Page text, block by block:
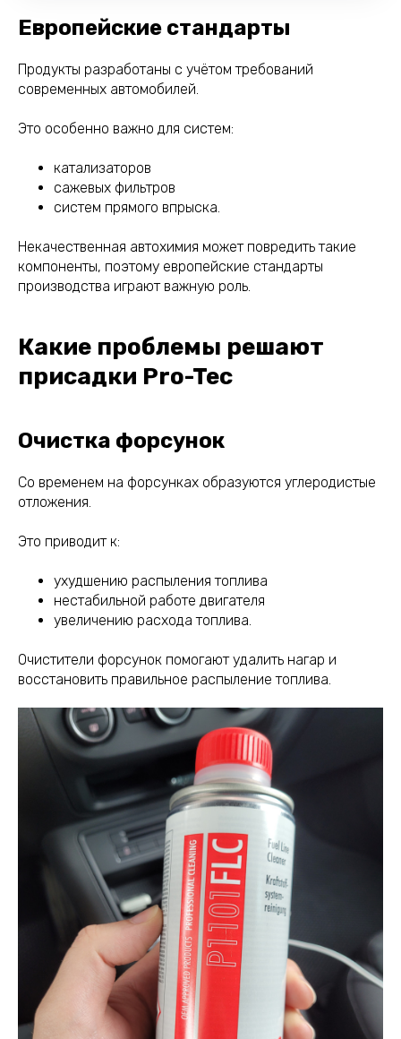
Европейские стандарты
Продукты разработаны с учётом требований
современных автомобилей.
Это особенно важно для систем:
катализаторов
сажевых фильтров
систем прямого впрыска.
Некачественная автохимия может повредить такие
компоненты, поэтому европейские стандарты
производства играют важную роль.
Какие проблемы решают
присадки Pro-Tec
Очистка форсунок
Со временем на форсунках образуются углеродистые
отложения.
Это приводит к:
ухудшению распыления топлива
нестабильной работе двигателя
увеличению расхода топлива.
Очистители форсунок помогают удалить нагар и
восстановить правильное распыление топлива.